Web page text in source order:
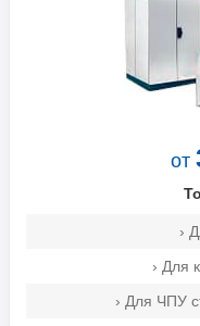
от
›
› Для
› Для ЧПУ